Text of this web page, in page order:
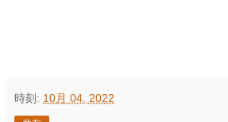
時刻: 10月 04, 2022